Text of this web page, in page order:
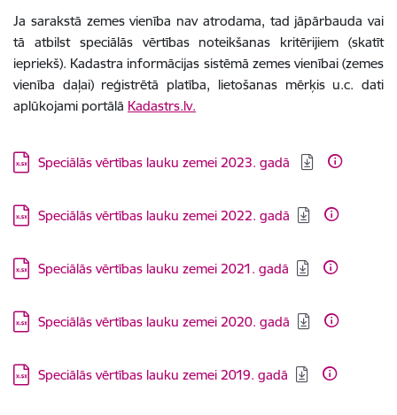
Ja sarakstā zemes vienība nav atrodama, tad jāpārbauda vai
tā atbilst speciālās vērtības noteikšanas kritērijiem (skatīt
iepriekš). Kadastra informācijas sistēmā zemes vienībai (zemes
vienība daļai) reģistrētā platība, lietošanas mērķis u.c. dati
aplūkojami portālā Kadastrs.lv.
Lejupielādēt:
Speciālās vērtības lauku zemei 2023. gadā
Lejupielādēt:
Speciālās vērtības lauku zemei 2022. gadā
Lejupielādēt:
Speciālās vērtības lauku zemei 2021. gadā
Lejupielādēt:
Speciālās vērtības lauku zemei 2020. gadā
Lejupielādēt:
Speciālās vērtības lauku zemei 2019. gadā